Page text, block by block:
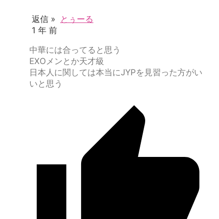
返信 »
とぅーる
1 年 前
中華には合ってると思う
EXOメンとか天才級
日本人に関しては本当にJYPを見習った方がい
いと思う